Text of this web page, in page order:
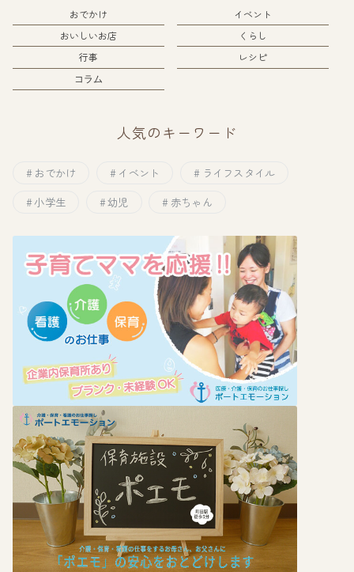
おでかけ
イベント
おいしいお店
くらし
行事
レシピ
コラム
人気のキーワード
おでかけ イベント
ライフスタイル
小学生
幼児 赤ちゃん